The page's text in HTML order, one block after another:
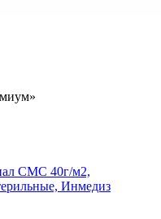
СМС 40г/м2,
Инмедиз